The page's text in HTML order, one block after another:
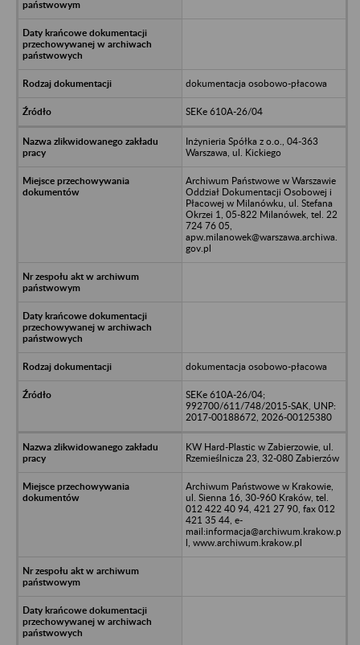
dokumentacja osobowo-płacowa
SEKe 610A-26/04
Inżynieria Spółka z o.o., 04-363
Warszawa, ul. Kickiego
Archiwum Państwowe w Warszawie
Oddział Dokumentacji Osobowej i
Płacowej w Milanówku, ul. Stefana
Okrzei 1, 05-822 Milanówek, tel. 22
724 76 05,
apw.milanowek@warszawa.archiwa.
gov.pl
dokumentacja osobowo-płacowa
SEKe 610A-26/04;
992700/611/748/2015-SAK, UNP:
2017-00188672, 2026-00125380
KW Hard-Plastic w Zabierzowie, ul.
Rzemieślnicza 23, 32-080 Zabierzów
Archiwum Państwowe w Krakowie,
ul. Sienna 16, 30-960 Kraków, tel.
012 422 40 94, 421 27 90, fax 012
421 35 44, e-
mail:informacja@archiwum.krakow.p
l, www.archiwum.krakow.pl